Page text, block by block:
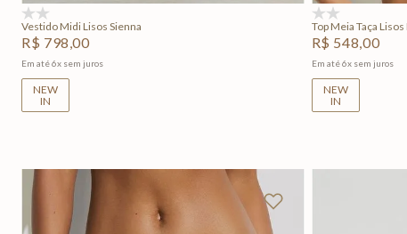
Vestido Midi Lisos Sienna
R$ 798,00
Em até6x sem juros
NEW
IN
Top Meia Taça
R$ 548,00
Em até6x sem juros
NEW
IN